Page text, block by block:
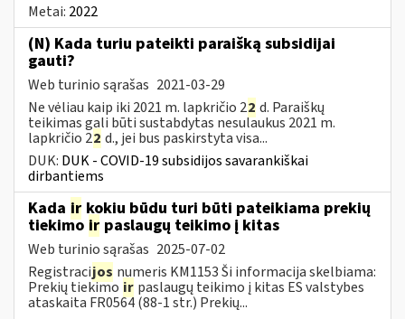
Metai: 2022
(N) Kada turiu pateikti paraišką subsidijai
gauti?
Web turinio sąrašas 2021-03-29
Ne vėliau kaip iki 2021 m. lapkričio 22 d. Paraiškų
teikimas gali būti sustabdytas nesulaukus 2021 m.
lapkričio 22 d., jei bus paskirstyta visa...
DUK: DUK - COVID-19 subsidijos savarankiškai
dirbantiems
Kada ir kokiu būdu turi būti pateikiama prekių
tiekimo ir paslaugų teikimo į kitas
Web turinio sąrašas 2025-07-02
Registracijos numeris KM1153 Ši informacija skelbiama:
Prekių tiekimo ir paslaugų teikimo į kitas ES valstybes
ataskaita FR0564 (88-1 str.) Prekių...